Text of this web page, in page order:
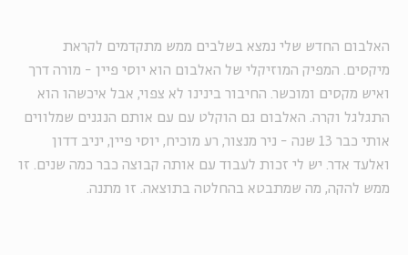
האלבום החדש שלי נמצא בשלבים ממש מתקדמים לקראת
מיקסים. המפיק המוזיקלי של האלבום הוא יוסי פיין - מורה דרך
ואיש מקסים ומוכשר. החיבור בינינו לא צפוי, אבל איכשהו הוא
התגלגל וקרה. האלבום גם הוקלט עם עם אותם הנגנים שמלווים
אותי כבר 13 שנה - ניר מנצור, רע מוכיח, יוסי פיין, יניב דדון
ואלעד אדר. יש לי זכות לעבוד עם אותה קבוצה כבר כמה שנים. זו
ממש להקה, מה שמתבטא בהחלטה בתוצאה. זו מתנה.